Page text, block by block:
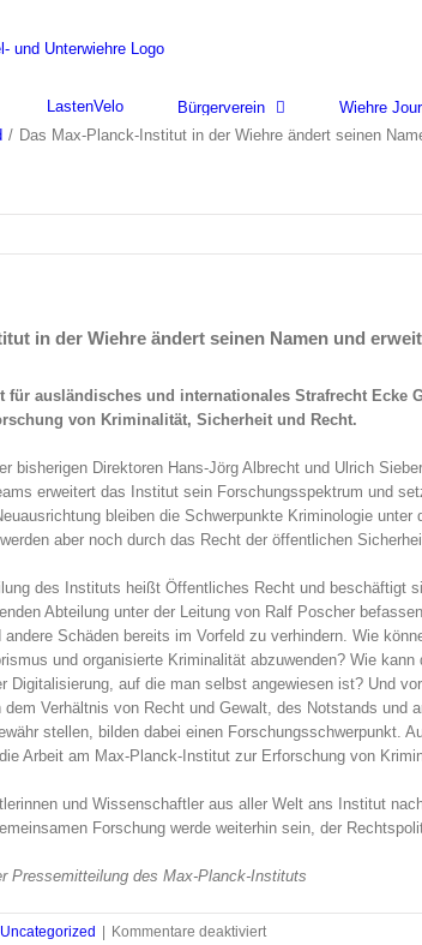
LastenVelo Bürgerverein Wiehre
/ Das Max-Planck-Institut in der Wiehre ändert seinen
in der Wiehre ändert seinen Namen und
für ausländisches und internationales Strafrecht Ecke
von Kriminalität, Sicherheit und Recht.
bisherigen Direktoren Hans-Jörg Albrecht und Ulrich
erweitert das Institut sein Forschungsspektrum und
bleiben die Schwerpunkte Kriminologie
aber noch durch das Recht der öffentlichen
des Instituts heißt Öffentliches Recht und
Abteilung unter der Leitung von Ralf Poscher
Schäden bereits im Vorfeld zu verhindern. Wie
und organisierte Kriminalität abzuwenden? Wie
Digitalisierung, auf die man selbst angewiesen ist? Und
Verhältnis von Recht und Gewalt, des Notstands und
stellen, bilden dabei einen Forschungsschwerpunkt.
Arbeit am Max-Planck-Institut zur Erforschung von
und Wissenschaftler aus aller Welt ans Institut
Forschung werde weiterhin sein, der
Pressemitteilung des Max-Planck-Instituts
Uncategorized Kommentare deaktiviertfür